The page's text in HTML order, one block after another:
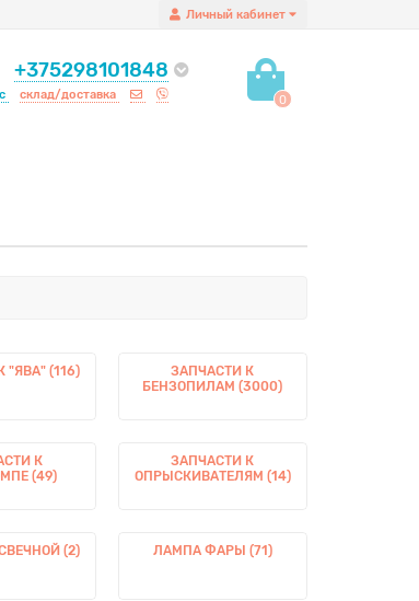
Личный кабинет
+375298101848
склад/доставка 0
"ЯВА" (116)
ЗАПЧАСТИ К
БЕНЗОПИЛАМ (3000)
К
(49)
ЗАПЧАСТИ К
ОПРЫСКИВАТЕЛЯМ (14)
(2) ЛАМПА ФАРЫ (71)